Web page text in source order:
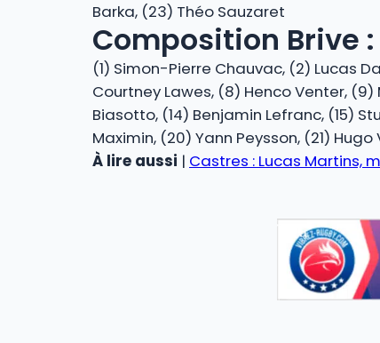
Barka, (23) Théo Sauzaret
Composition Brive :
(1) Simon-Pierre Chauvac, (2) Lucas
Courtney Lawes, (8) Henco Venter, (9)
Biasotto, (14) Benjamin Lefranc, (15)
Maximin, (20) Yann Peysson, (21)
À lire aussi | Castres : Lucas Martins,